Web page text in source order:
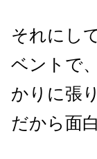
それにし
ベントで
かりに張
だから面白